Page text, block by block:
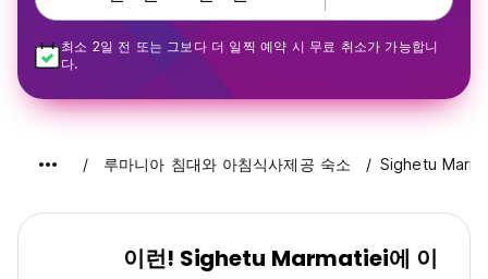
최소 2일 전 또는 그보다 더 일찍 예약 시 무료 취소가 가능합니
다.
루마니아 침대와 아침식사제공 숙소 Sighetu
이런! Sighetu Marmatiei에 이